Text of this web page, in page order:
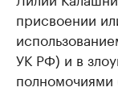
присвоении
УК РФ) и в
полномочиями